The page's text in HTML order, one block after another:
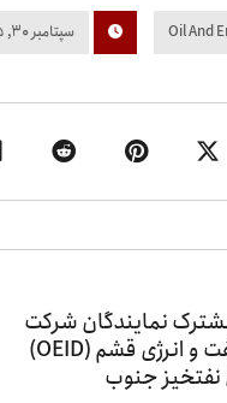
Oil And سپتامبر ۳۰, ۲۰۲۵
نمایندگان شرکت
توسعه صنایع نفت و انرژی قشم (OEID)
جنوب